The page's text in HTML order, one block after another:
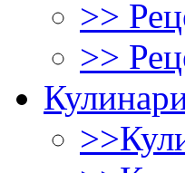
>>
>>